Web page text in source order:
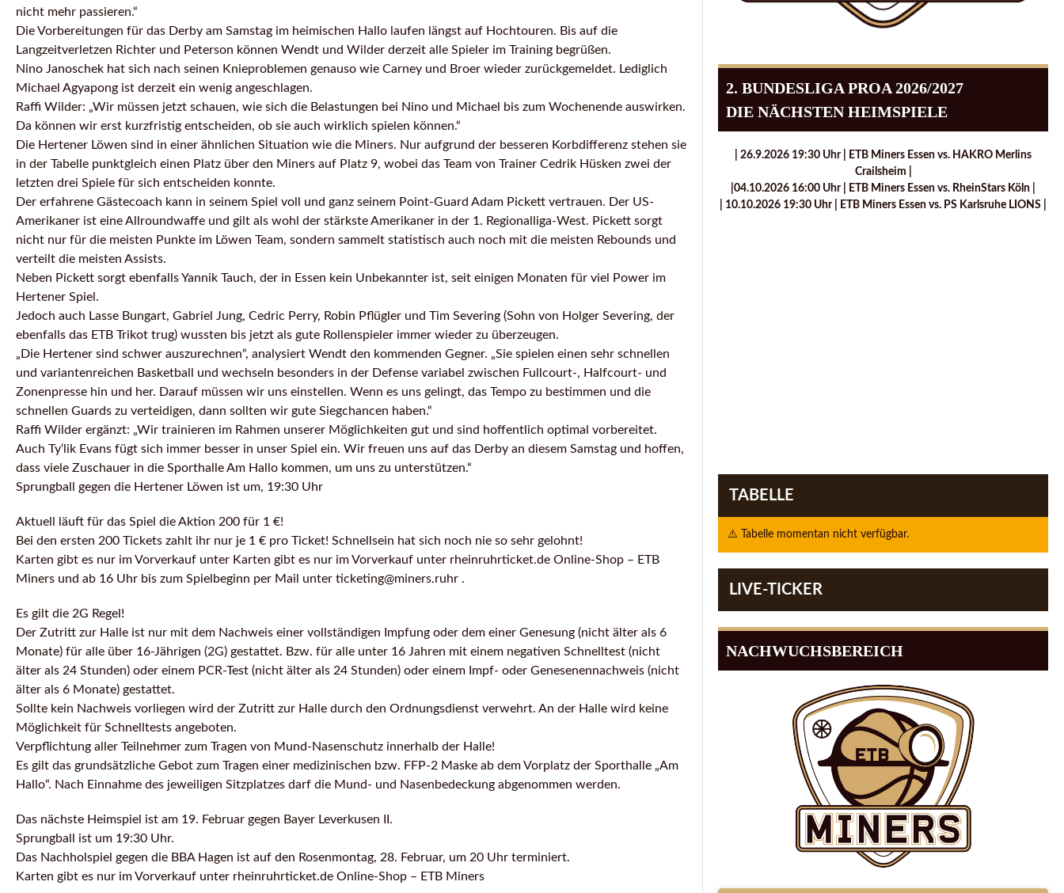
nicht mehr passieren.“
Die Vorbereitungen für das Derby am Samstag im heimischen Hallo laufen längst auf Hochtouren. Bis auf die
Langzeitverletzen Richter und Peterson können Wendt und Wilder derzeit alle Spieler im Training begrüßen.
Nino Janoschek hat sich nach seinen Knieproblemen genauso wie Carney und Broer wieder zurückgemeldet. Lediglich
Michael Agyapong ist derzeit ein wenig angeschlagen.
Raffi Wilder: „Wir müssen jetzt schauen, wie sich die Belastungen bei Nino und Michael bis zum Wochenende auswirken.
Da können wir erst kurzfristig entscheiden, ob sie auch wirklich spielen können.“
Die Hertener Löwen sind in einer ähnlichen Situation wie die Miners. Nur aufgrund der besseren Korbdifferenz stehen sie
in der Tabelle punktgleich einen Platz über den Miners auf Platz 9, wobei das Team von Trainer Cedrik Hüsken zwei der
letzten drei Spiele für sich entscheiden konnte.
Der erfahrene Gästecoach kann in seinem Spiel voll und ganz seinem Point-Guard Adam Pickett vertrauen. Der US-
Amerikaner ist eine Allroundwaffe und gilt als wohl der stärkste Amerikaner in der 1. Regionalliga-West. Pickett sorgt
nicht nur für die meisten Punkte im Löwen Team, sondern sammelt statistisch auch noch mit die meisten Rebounds und
verteilt die meisten Assists.
Neben Pickett sorgt ebenfalls Yannik Tauch, der in Essen kein Unbekannter ist, seit einigen Monaten für viel Power im
Hertener Spiel.
Jedoch auch Lasse Bungart, Gabriel Jung, Cedric Perry, Robin Pflügler und Tim Severing (Sohn von Holger Severing, der
ebenfalls das ETB Trikot trug) wussten bis jetzt als gute Rollenspieler immer wieder zu überzeugen.
„Die Hertener sind schwer auszurechnen“, analysiert Wendt den kommenden Gegner. „Sie spielen einen sehr schnellen
und variantenreichen Basketball und wechseln besonders in der Defense variabel zwischen Fullcourt-, Halfcourt- und
Zonenpresse hin und her. Darauf müssen wir uns einstellen. Wenn es uns gelingt, das Tempo zu bestimmen und die
schnellen Guards zu verteidigen, dann sollten wir gute Siegchancen haben.“
Raffi Wilder ergänzt: „Wir trainieren im Rahmen unserer Möglichkeiten gut und sind hoffentlich optimal vorbereitet.
Auch Ty‘lik Evans fügt sich immer besser in unser Spiel ein. Wir freuen uns auf das Derby an diesem Samstag und hoffen,
dass viele Zuschauer in die Sporthalle Am Hallo kommen, um uns zu unterstützen.“
Sprungball gegen die Hertener Löwen ist um, 19:30 Uhr
Aktuell läuft für das Spiel die Aktion 200 für 1 €!
Bei den ersten 200 Tickets zahlt ihr nur je 1 € pro Ticket! Schnellsein hat sich noch nie so sehr gelohnt!
Karten gibt es nur im Vorverkauf unter Karten gibt es nur im Vorverkauf unter rheinruhrticket.de Online-Shop – ETB
Miners und ab 16 Uhr bis zum Spielbeginn per Mail unter ticketing@miners.ruhr .
Es gilt die 2G Regel!
Der Zutritt zur Halle ist nur mit dem Nachweis einer vollständigen Impfung oder dem einer Genesung (nicht älter als 6
Monate) für alle über 16-Jährigen (2G) gestattet. Bzw. für alle unter 16 Jahren mit einem negativen Schnelltest (nicht
älter als 24 Stunden) oder einem PCR-Test (nicht älter als 24 Stunden) oder einem Impf- oder Genesenennachweis (nicht
älter als 6 Monate) gestattet.
Sollte kein Nachweis vorliegen wird der Zutritt zur Halle durch den Ordnungsdienst verwehrt. An der Halle wird keine
Möglichkeit für Schnelltests angeboten.
Verpflichtung aller Teilnehmer zum Tragen von Mund-Nasenschutz innerhalb der Halle!
Es gilt das grundsätzliche Gebot zum Tragen einer medizinischen bzw. FFP-2 Maske ab dem Vorplatz der Sporthalle „Am
Hallo“. Nach Einnahme des jeweiligen Sitzplatzes darf die Mund- und Nasenbedeckung abgenommen werden.
Das nächste Heimspiel ist am 19. Februar gegen Bayer Leverkusen II.
Sprungball ist um 19:30 Uhr.
Das Nachholspiel gegen die BBA Hagen ist auf den Rosenmontag, 28. Februar, um 20 Uhr terminiert.
Karten gibt es nur im Vorverkauf unter rheinruhrticket.de Online-Shop – ETB Miners
2. BUNDESLIGA PROA 2026/2027
DIE NÄCHSTEN HEIMSPIELE
| 26.9.2026 19:30 Uhr | ETB Miners Essen vs. HAKRO Merlins
Crailsheim |
|04.10.2026 16:00 Uhr | ETB Miners Essen vs. RheinStars Köln |
| 10.10.2026 19:30 Uhr | ETB Miners Essen vs. PS Karlsruhe LIONS |
TABELLE
⚠️ Tabelle momentan nicht verfügbar.
LIVE-TICKER
NACHWUCHSBEREICH